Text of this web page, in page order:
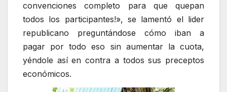
convenciones completo para que quepan
todos los participantes!», se lamentó el lider
republicano preguntándose cómo iban a
pagar por todo eso sin aumentar la cuota,
yéndole así en contra a todos sus preceptos
económicos.